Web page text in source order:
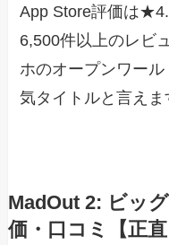
App Store評価は
6,500件以上のレビ
ホのオープンワー
気タイトルと言えま
MadOut 2: ビッ
価・口コミ【正直